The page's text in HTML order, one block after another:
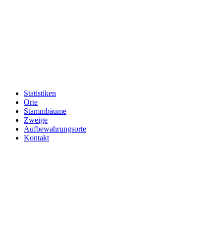
Statistiken
Orte
Stammbäume
Zweige
Aufbewahrungsorte
Kontakt